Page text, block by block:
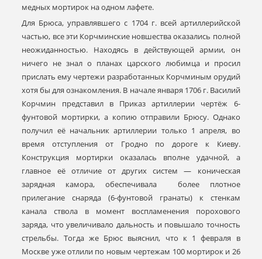
медных мортирок на одном лафете.
Для Брюса, управлявшего с 1704 г. всей артиллерийской
частью, все эти Корчминские новшества оказались полной
неожиданностью. Находясь в действующей армии, он
ничего не знал о планах царского любимца и просил
прислать ему чертежи разработанных Корчминым орудий
хотя бы для ознакомления. В начале января 1706 г. Василий
Корчмин представил в Приказ артиллерии чертёж 6-
фунтовой мортирки, а копию отправили Брюсу. Однако
получил её начальник артиллерии только 1 апреля, во
время отступления от Гродно по дороге к Киеву.
Конструкция мортирки оказалась вполне удачной, а
главное её отличие от других систем — коническая
зарядная камора, обеспечивала более плотное
прилегание снаряда (6-фунтовой гранаты) к стенкам
канала ствола в момент воспламенения порохового
заряда, что увеличивало дальность и повышало точность
стрельбы. Тогда же Брюс выяснил, что к 1 февраля в
Москве уже отлили по новым чертежам 100 мортирок и 26